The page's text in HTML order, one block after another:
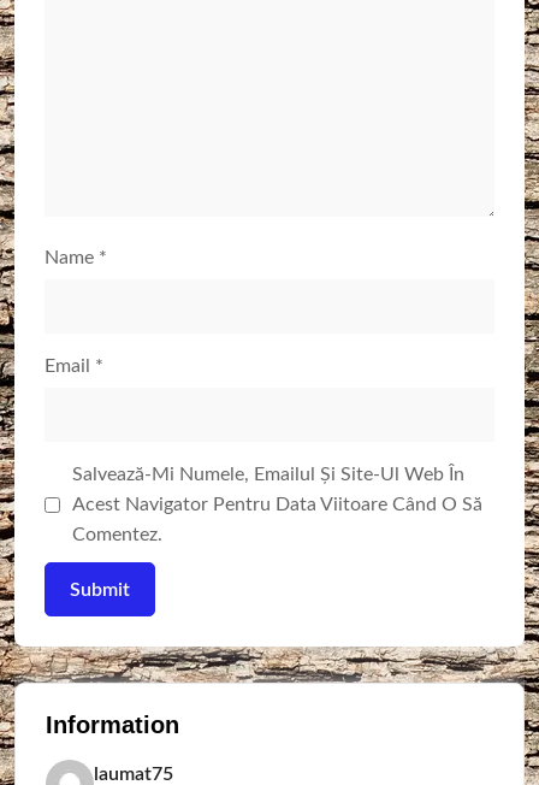
Name *
Email *
Salvează-Mi Numele, Emailul Și Site-Ul Web În
Acest Navigator Pentru Data Viitoare Când O Să
Comentez.
Information
laumat75